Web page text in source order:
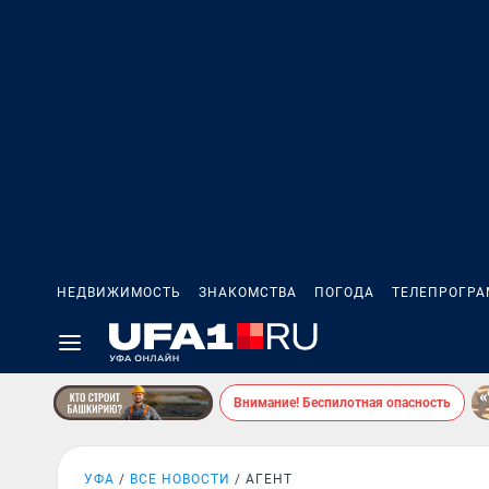
НЕДВИЖИМОСТЬ ЗНАКОМСТВА ПОГОДА
Внимание! Беспилотная опасность
УФА ВСЕ НОВОСТИ АГЕНТ